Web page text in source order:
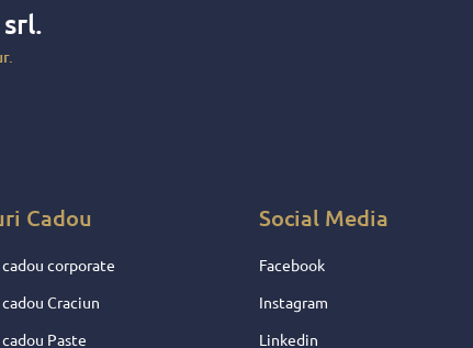
si au
srl.
Cadou
corporate
Craciun
Paste
Social Media
Facebook
Instagram
Linkedin